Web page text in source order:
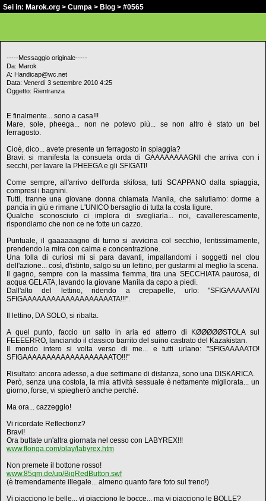
Sei in: Marok.org > Cumpa > Blog > #0565
-----Messaggio originale-----
Da: Marok
A: Handicap@wc.net
Data: Venerdì 3 settembre 2010 4:25
Oggetto: Rientranza
E finalmente... sono a casa!!!
Mare, sole, pheega... non ne potevo più... se non altro è stato un bel
ferragosto.
Cioè, dico... avete presente un ferragosto in spiaggia?
Bravi: si manifesta la consueta orda di GAAAAAAAAGNI che arriva con i
secchi, per lavare la PHEEGA e gli SFIGATI!
Come sempre, all'arrivo dell'orda skifosa, tutti SCAPPANO dalla spiaggia,
compresi i bagnini.
Tutti, tranne una giovane donna chiamata Manila, che salutiamo: dorme a
pancia in giù e rimane L'UNICO bersaglio di tutta la costa ligure.
Qualche sconosciuto ci implora di svegliarla... noi, cavallerescamente,
rispondiamo che non ce ne fotte un cazzo.
Puntuale, il gaaaaaagno di turno si avvicina col secchio, lentissimamente,
prendendo la mira con calma e concentrazione.
Una folla di curiosi mi si para davanti, impallandomi i soggetti nel clou
dell'azione... così, d'istinto, salgo su un lettino, per gustarmi al meglio la scena.
Il gagno, sempre con la massima flemma, tira una SECCHIATA paurosa, di
acqua GELATA, lavando la giovane Manila da capo a piedi.
Dall'alto del lettino, ridendo a crepapelle, urlo: "SFIGAAAAATA!
SFIGAAAAAAAAAAAAAAAAAAATA!!!".
Il lettino, DA SOLO, si ribalta.
A quel punto, faccio un salto in aria ed atterro di KØØØØØSTOLA sul
FEEEERRO, lanciando il classico barrito del suino castrato del Kazakistan.
Il mondo intero si volta verso di me... e tutti urlano: "SFIGAAAAATO!
SFIGAAAAAAAAAAAAAAAAAAATO!!!"
Risultato: ancora adesso, a due settimane di distanza, sono una DISKARICA.
Però, senza una costola, la mia attività sessuale è nettamente migliorata... un
giorno, forse, vi spiegherò anche perché.
Ma ora... cazzeggio!
Vi ricordate Reflectionz?
Bravi!
Ora buttate un'altra giornata nel cesso con LABYREX!!!
www.flonga.com/play/labyrex.htm
Non premete il bottone rosso!
www.85qm.de/up/BigRedButton.swf
(è tremendamente illegale... almeno quanto fare foto sul treno!)
Vi piacciono le belle... vi piacciono le bocce... ma vi piacciono le BOLLE?